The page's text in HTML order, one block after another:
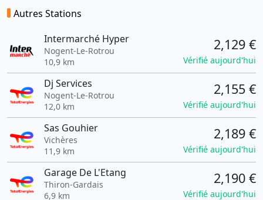
Autres Stations
Intermarché Hyper
Nogent-Le-Rotrou
10,9 km
2,129 €
Vérifié aujourd'hui
Dj Services
Nogent-Le-Rotrou
12,0 km
2,155 €
Vérifié aujourd'hui
Sas Gouhier
Vichères
11,9 km
2,189 €
Vérifié aujourd'hui
Garage De L'Etang
Thiron-Gardais
6,9 km
2,190 €
Vérifié aujourd'hui